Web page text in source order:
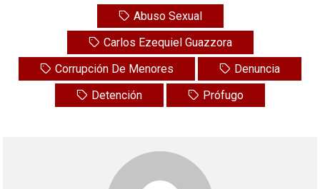
Abuso Sexual
Carlos Ezequiel Guazzora
Corrupción De Menores
Denuncia
Detención
Prófugo